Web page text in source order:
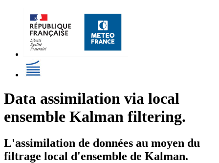
Data assimilation via local
ensemble Kalman filtering.
L'assimilation de données au moyen du
filtrage local d'ensemble de Kalman.